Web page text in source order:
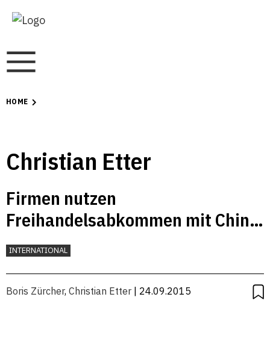
HOME
Christian Etter
Firmen nutzen
Freihandelsabkommen mit China
rege
INTERNATIONAL
Boris Zürcher, Christian Etter | 24.09.2015